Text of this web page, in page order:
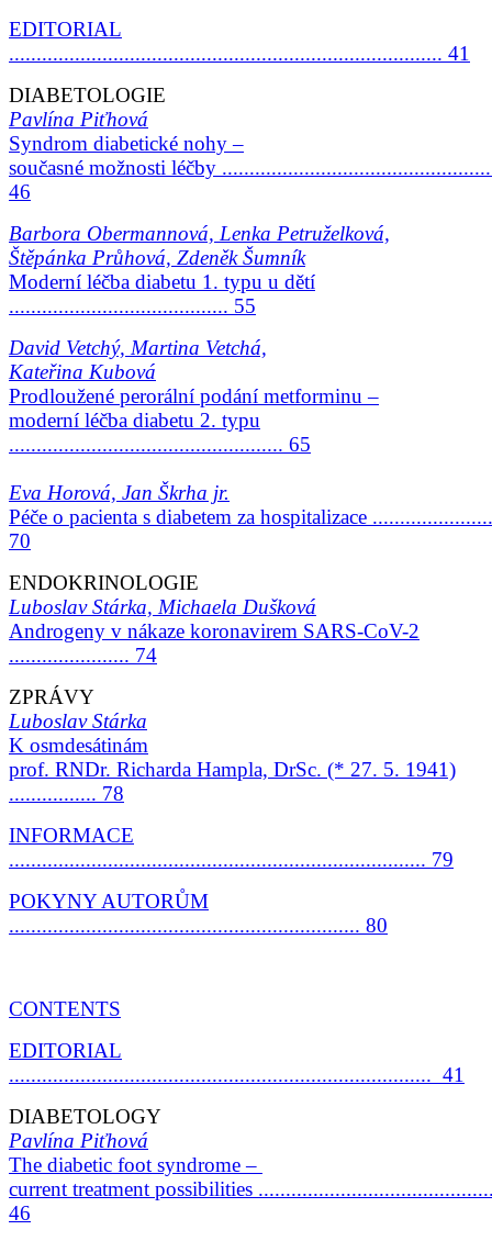
EDITORIAL
............................................................................... 41
DIABETOLOGIE
Pavlína Piťhová
Syndrom diabetické nohy –
současné možnosti léčby
46
Barbora Obermannová, Lenka Petruželková,
Štěpánka Průhová, Zdeněk Šumník
Moderní léčba diabetu 1. typu u dětí
........................................ 55
David Vetchý, Martina Vetchá,
Kateřina Kubová
Prodloužené perorální podání metforminu –
moderní léčba diabetu 2. typu
.................................................. 65
Eva Horová, Jan Škrha jr.
Péče o pacienta s diabetem za hospitalizace
70
ENDOKRINOLOGIE
Luboslav Stárka, Michaela Dušková
Androgeny v nákaze koronavirem SARS-CoV-2
...................... 74
ZPRÁVY
Luboslav Stárka
K osmdesátinám
prof. RNDr. Richarda Hampla, DrSc. (* 27. 5. 1941)
................ 78
INFORMACE
............................................................................ 79
POKYNY AUTORŮM
................................................................ 80
CONTENTS
EDITORIAL
............................................................................. 41
DIABETOLOGY
Pavlína Piťhová
The diabetic foot syndrome –
current treatment possibilities
46